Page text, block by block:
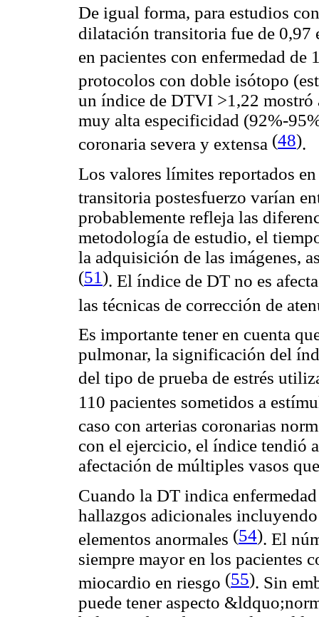
De igual forma, para estudios con
dilatación transitoria fue de
en pacientes con enfermedad
protocolos con doble isótopo
un índice de DTVI >1,22
muy alta especificidad (92%-
coronaria severa y extensa (48).
Los valores límites reportados
transitoria postesfuerzo varían
probablemente refleja las
metodología de estudio, el
la adquisición de las imágenes,
(51). El índice de DT no es
las técnicas de corrección de
Es importante tener en cuenta
pulmonar, la significación del
del tipo de prueba de estrés
110 pacientes sometidos a
caso con arterias coronarias
con el ejercicio, el índice tendió
afectación de múltiples vasos
Cuando la DT indica
hallazgos adicionales
elementos anormales (54). El
siempre mayor en los pacientes
miocardio en riesgo (55). Sin
puede tener aspecto